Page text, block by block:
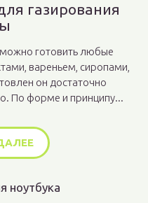
газирования
готовить любые
вареньем, сиропами,
он достаточно
По форме и принципу...
ноутбука